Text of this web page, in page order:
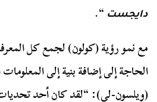
دايجست “.
مع نمو رؤية (كولون) لجمع كل
الحاجة إلى إضافة بنية إلى
(ويلسون-لي): “لقد كان أحد